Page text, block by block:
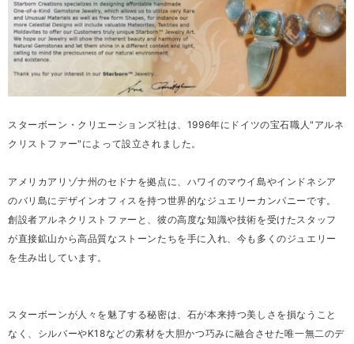
スターボーン・クリエーションズ社は、1996年にドイツの宝石職人"アルネ
クリストファー"によって設立されました。
アメリカアリゾナ州のセドナを拠点に、ハワイのマウイ島やインドネシア
のバリ島にデザインオフィスを持つ世界的なジュエリーカンパニーです。
創設者アルネクリストファーと、彼の高度な知識や技術を受けたスタッフ
が直接鉱山から高品質なストーンたちを手に入れ、今も多くのジュエリー
を生み出しています。
スターボーンが人々を魅了する秘密は、石が本来持つ美しさを損なうこと
なく、シルバーやK18などの素材を大胆かつ巧みに融合させた唯一無二のデ